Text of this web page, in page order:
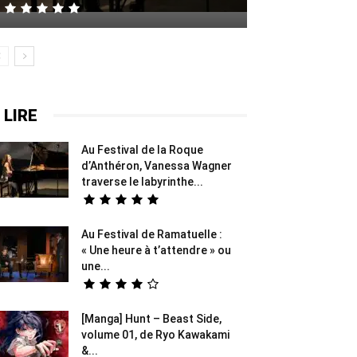
Au Festival de la Roque
d’Anthéron, Vanessa Wagner
traverse le labyrinthe...
Au Festival de Ramatuelle :
« Une heure à t’attendre » ou
une...
[Manga] Hunt – Beast Side,
volume 01, de Ryo Kawakami
&...